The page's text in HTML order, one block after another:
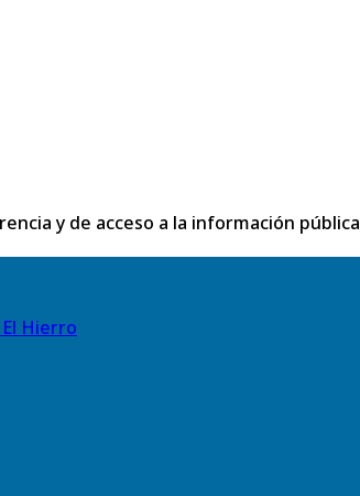
y de acceso a la información pública
Hierro